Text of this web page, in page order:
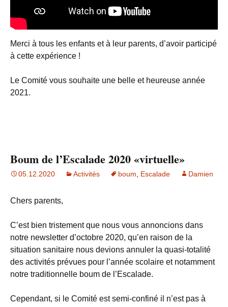
Merci à tous les enfants et à leur parents, d’avoir participé
à cette expérience !
Le Comité vous souhaite une belle et heureuse année
2021.
Boum de l’Escalade 2020 «virtuelle»
05.12.2020 Activités boum Escalade Damien
Chers parents,
C’est bien tristement que nous vous annoncions dans
notre newsletter d’octobre 2020, qu’en raison de la
situation sanitaire nous devions annuler la quasi-totalité
des activités prévues pour l’année scolaire et notamment
notre traditionnelle boum de l’Escalade.
Cependant, si le Comité est semi-confiné il n’est pas à